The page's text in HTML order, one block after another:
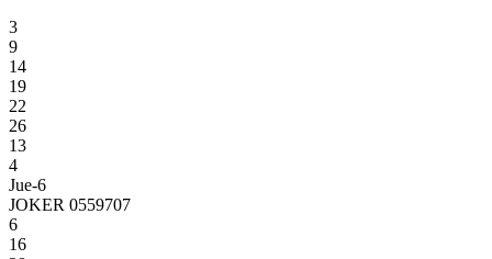
3
9
14
19
22
26
13
4
Jue-6
JOKER 0559707
6
16